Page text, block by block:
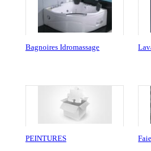
Bagnoires Idromassage
PEINTURES